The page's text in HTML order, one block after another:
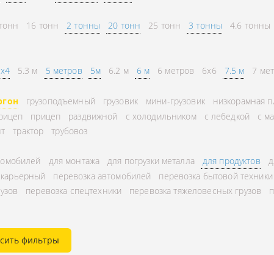
ГОРОДСКИЕ
МЕЖДУГОРОДНЫЕ
ПЕРЕВОЗКИ В БЕЛАРУСЬ
ПЕРЕВОЗКИ В
16 тонн 2 тонны 20 тонн 25 тонн 3 тонны 4.6 тонны
5.3 м 5 метров 5м 6.2 м 6 м 6 метров 6х6 7.5 м 7
грузоподъемный грузовик мини-грузовик
низкорамная
прицеп раздвижной с холодильником с лебедкой
с
трактор трубовоз
для монтажа для погрузки металла для продуктов
карьерный перевозка автомобилей
перевозка бытовой техники
перевозка спецтехники перевозка тяжеловесных грузов
фильтры